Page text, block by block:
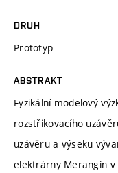
DRUH
Prototyp
ABSTRAKT
Fyzikální modelový
rozstřikovacího
uzávěru a výseku
elektrárny Merangin v